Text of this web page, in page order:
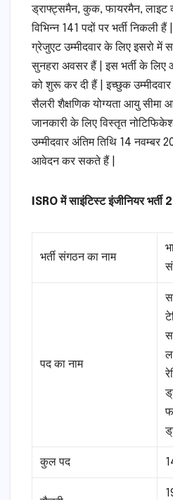
ड्राफ्ट्समैन, कुक, फायरमैन, लाइट
विभिन्न 141 पदों पर भर्ती निकली
ग्रेजुएट उम्मीदवार के लिए इसरो में
सुनहरा अवसर हैं | इस भर्ती के लिए
को शुरू कर दी हैं | इच्छुक
सैलरी शैक्षणिक योग्यता आयु सीमा
जानकारी के लिए विस्तृत
उम्मीदवार अंतिम तिथि 14
आवेदन कर सकते हैं |
ISRO में साइंटिस्ट इंजीनियर
भर्ती संगठन का नाम
पद का नाम
कुल पद